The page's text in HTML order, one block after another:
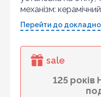
механізм:
Перейти до
sale
125 років